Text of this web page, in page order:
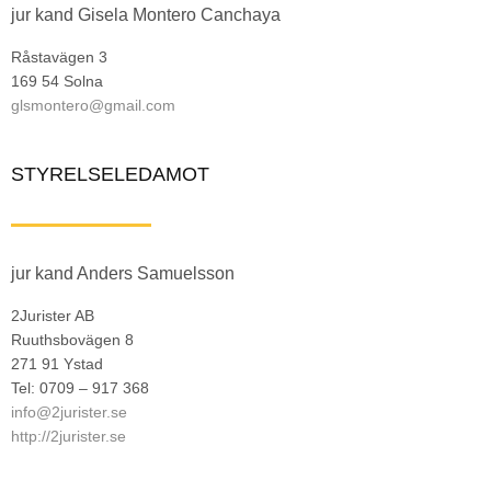
jur kand Gisela Montero Canchaya
Råstavägen 3
169 54 Solna
glsmontero@gmail.com
STYRELSELEDAMOT
jur kand Anders Samuelsson
2Jurister AB
Ruuthsbovägen 8
271 91 Ystad
Tel: 0709 – 917 368
info@2jurister.se
http://2jurister.se